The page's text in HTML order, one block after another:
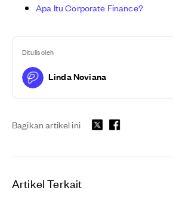
Apa Itu Corporate Finance?
Ditulis oleh
Linda Noviana
Bagikan artikel ini
Artikel Terkait